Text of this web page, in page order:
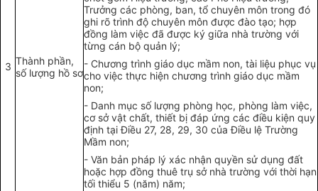
3 Thành phần,
số lượng hồ sơ
Trưởng các phòng, ban, tổ chuyên môn trong đó
ghi rõ trình độ chuyên môn được đào tạo; hợp
đồng làm việc đã được ký giữa nhà trường với
từng cán bộ quản lý;
- Chương trình giáo dục mầm non, tài liệu phục vụ
cho việc thực hiện chương trình giáo dục mầm
non;
- Danh mục số lượng phòng học, phòng làm việc,
cơ sở vật chất, thiết bị đáp ứng các điều kiện quy
định tại Điều 27, 28, 29, 30 của Điều lệ Trường
Mầm non;
- Văn bản pháp lý xác nhận quyền sử dụng đất
hoặc hợp đồng thuê trụ sở nhà trường với thời hạn
tối thiểu 5 (năm) năm;